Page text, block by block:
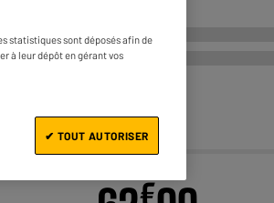
€
statistiques sont déposés afin de
à leur dépôt en gérant vos
✔ TOUT AUTORISER